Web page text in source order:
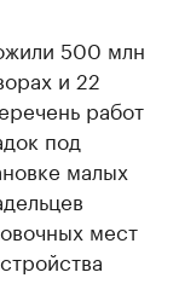
500 млн
и 22
работ
под
малых
мест